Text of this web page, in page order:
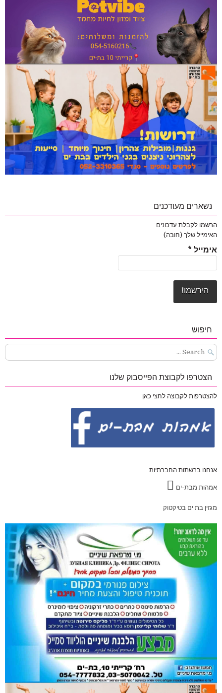
נשארים מעודכנים
הרשמו לקבלת עדכונים
האימייל שלך (חובה)
אימייל *
חיפוש
Search
for:
הצטרפו לקבוצת הפייסבוק שלנו
להצטרפות לקבוצה לחצי כאן
אנחנו ברשתות החברתיות
אמהות מבת-ים
מגזין בת ים בטיקטוק